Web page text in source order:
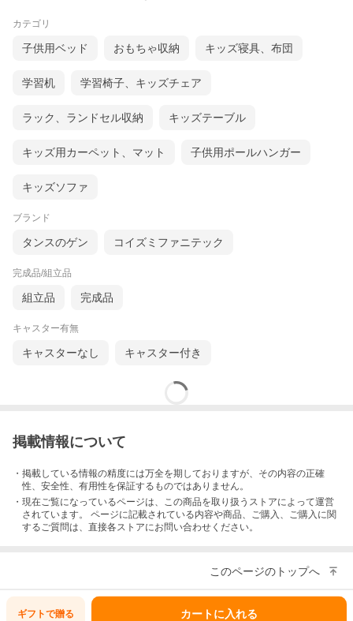
カテゴリ
子供用ベッド おもちゃ収納 キッズ寝具、布団
学習机 学習椅子、キッズチェア
ラック、ランドセル収納 キッズテーブル
キッズ用カーペット、マット 子供用ポールハンガー
キッズソファ
ブランド
タンスのゲン コイズミファニテック
完成品/組立品
組立品 完成品
キャスター有無
キャスターなし キャスター付き
掲載情報について
・掲載している情報の精度には万全を期しておりますが、その内容の正確
性、安全性、有用性を保証するものではありません。
・現在ご覧になっているページは、この商品を取り扱うストアによって運営
されています。 ページに記載されている内容や商品、ご購入 、ご購入に関
するご質問は、直接各ストアにお問い合わせください。
このページのトップへ
ギフトで贈る カートに入れる